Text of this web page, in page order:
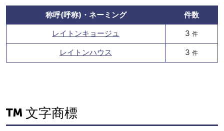
称呼(呼称)・ネーミング
件数
レイトンキョージュ
3 件
レイトンハウス 3 件
文字商標